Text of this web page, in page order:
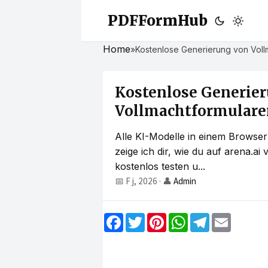
PDFFormHub
Home»Kostenlose Generierung von
Kostenlose
Alle KI-Modelle in einem
zeige ich dir, wie du auf arena.ai
kostenlos testen u...
📅 F j, 2026 · 👤 Admin
F
a
T
w
P
W
h
T
e